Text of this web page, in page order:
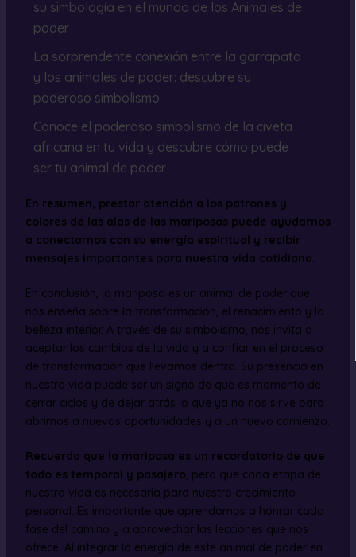
su simbología en el mundo de los Animales de
poder
La sorprendente conexión entre la garrapata
y los animales de poder: descubre su
poderoso simbolismo
Conoce el poderoso simbolismo de la civeta
africana en tu vida y descubre cómo puede
ser tu animal de poder
En resumen, prestar atención a los patrones y
colores de las alas de las mariposas puede ayudarnos
a conectarnos con su energía espiritual y recibir
mensajes importantes para nuestra vida cotidiana.
En conclusión, la mariposa es un animal de poder que
nos enseña sobre la transformación, el renacimiento y la
belleza interior. A través de su simbolismo, nos invita a
aceptar los cambios de la vida y a confiar en el proceso
de transformación que llevamos dentro. Su presencia en
nuestra vida puede ser un signo de que es momento de
cerrar ciclos y de dejar atrás lo que ya no nos sirve para
abrirnos a nuevas oportunidades y a un nuevo comienzo.
Recuerda que la mariposa es un recordatorio de que
todo es temporal y pasajero, pero que cada etapa de
nuestra vida es necesaria para nuestro crecimiento
personal. Es importante que aprendamos a honrar cada
fase del camino y a aprovechar las lecciones que nos
ofrece. Al integrar la energía de este animal de poder en